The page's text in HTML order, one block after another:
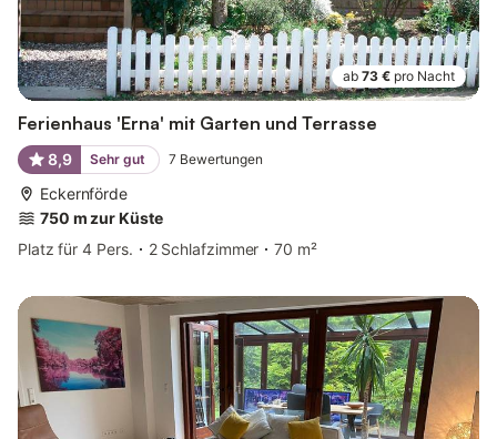
ab 73 € pro Nacht
Ferienhaus 'Erna' mit Garten und Terrasse
8,9 Sehr gut 7 Bewertungen
Eckernförde
750 m zur Küste
Platz für 4 Pers.
2 Schlafzimmer 70 m²